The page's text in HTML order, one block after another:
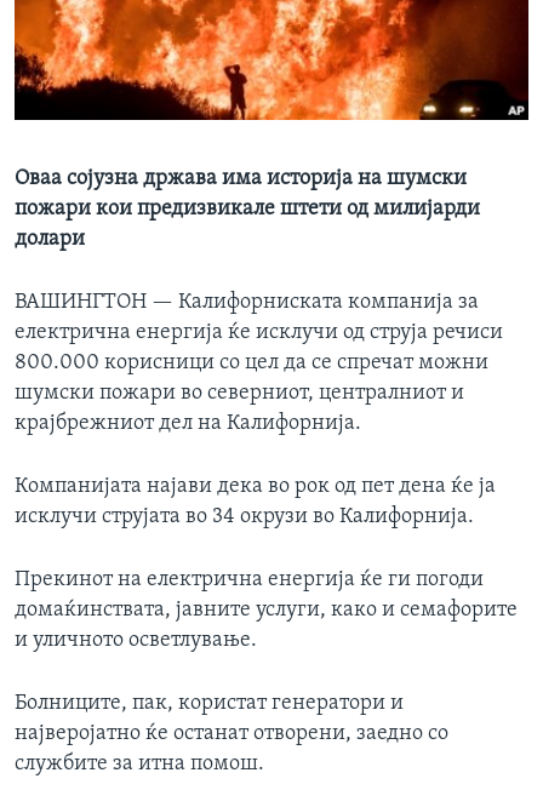
ИНТЕРВЈУА
Јазици
Оваа сојузна држава има историја на шумски
пожари кои предизвикале штети од милијарди
долари
ВАШИНГТОН — Калифорниската компанија за
електрична енергија ќе исклучи од струја речиси
800.000 корисници со цел да се спречат можни
шумски пожари во северниот, централниот и
крајбрежниот дел на Калифорнија.
Компанијата најави дека во рок од пет дена ќе ја
исклучи струјата во 34 окрузи во Калифорнија.
Прекинот на електрична енергија ќе ги погоди
домаќинствата, јавните услуги, како и семафорите
и уличното осветлување.
Болниците, пак, користат генератори и
најверојатно ќе останат отворени, заедно со
службите за итна помош.